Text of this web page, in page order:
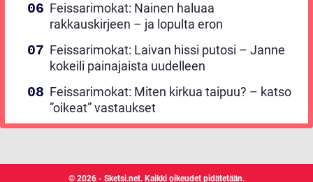
Feissarimokat: Nainen haluaa
rakkauskirjeen – ja lopulta eron
Feissarimokat: Laivan hissi putosi – Janne
kokeili painajaista uudelleen
Feissarimokat: Miten kirkua taipuu? – katso
”oikeat” vastaukset
© 2026 - Sketsi.net. Kaikki oikeudet pidätetään.